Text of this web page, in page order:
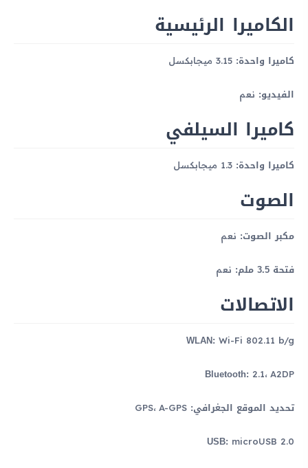
الكاميرا الرئيسية
كاميرا واحدة:
الفيديو: نعم
كاميرا السيلفي
كاميرا واحدة:
الصوت
مكبر الصوت: نعم
فتحة 3.5 ملم: نعم
الاتصالات
WLAN: Wi-Fi 802.11 b/g
Bluetooth: 2.1، A2DP
تحديد الموقع الجغرافي:
USB: microUSB 2.0